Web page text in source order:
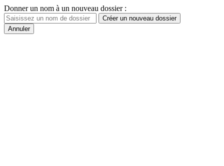
Donner un nom à un nouveau dossier :
Créer un nouveau dossier
Annuler